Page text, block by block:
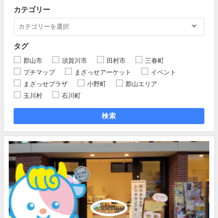
カテゴリー
タグ
郡山市 須賀川市 田村市
三春町
プチマップ
まざっせアーケット
イベント
まざっせプラザ
小野町
郡山エリア
玉川村
石川町
検索